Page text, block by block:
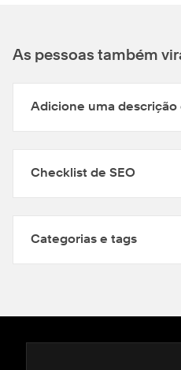
As pessoas também
Adicione uma descrição
Checklist de SEO
Categorias e tags